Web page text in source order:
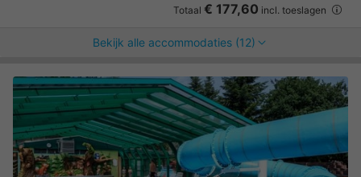
Totaal € 177,60 incl. toeslagen
Bekijk alle accommodaties (12)